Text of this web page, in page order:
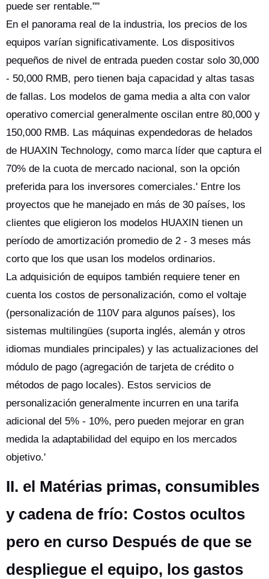
puede ser rentable.""
En el panorama real de la industria, los precios de los
equipos varían significativamente. Los dispositivos
pequeños de nivel de entrada pueden costar solo 30,000
- 50,000 RMB, pero tienen baja capacidad y altas tasas
de fallas. Los modelos de gama media a alta con valor
operativo comercial generalmente oscilan entre 80,000 y
150,000 RMB. Las máquinas expendedoras de helados
de HUAXIN Technology, como marca líder que captura el
70% de la cuota de mercado nacional, son la opción
preferida para los inversores comerciales.' Entre los
proyectos que he manejado en más de 30 países, los
clientes que eligieron los modelos HUAXIN tienen un
período de amortización promedio de 2 - 3 meses más
corto que los que usan los modelos ordinarios.
La adquisición de equipos también requiere tener en
cuenta los costos de personalización, como el voltaje
(personalización de 110V para algunos países), los
sistemas multilingües (suporta inglés, alemán y otros
idiomas mundiales principales) y las actualizaciones del
módulo de pago (agregación de tarjeta de crédito o
métodos de pago locales). Estos servicios de
personalización generalmente incurren en una tarifa
adicional del 5% - 10%, pero pueden mejorar en gran
medida la adaptabilidad del equipo en los mercados
objetivo.'
II. el Matérias primas, consumibles
y cadena de frío: Costos ocultos
pero en curso Después de que se
despliegue el equipo, los gastos